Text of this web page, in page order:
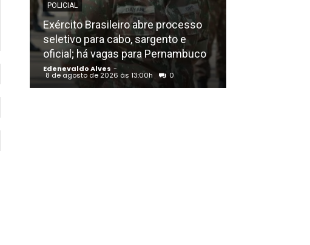
POLICIAL
Exército Brasileiro abre processo
seletivo para cabo, sargento e
oficial; há vagas para Pernambuco
Edenevaldo Alves -
8 de agosto de 2026 às 13:00h 0